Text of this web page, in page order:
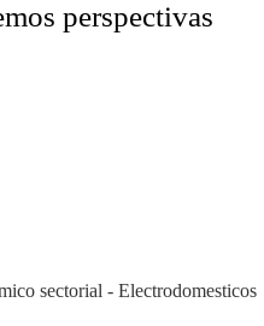
perspectivas